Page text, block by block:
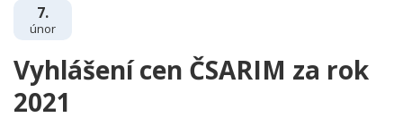
7.
únor
Vyhlášení cen ČSARIM za rok
2021